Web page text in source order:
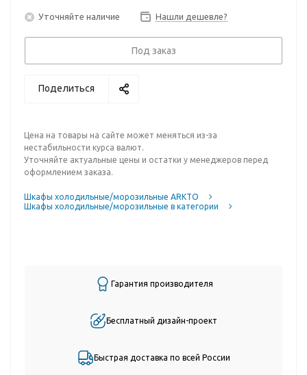
Уточняйте наличие Нашли дешевле?
Под заказ
Поделиться
Цена на товары на сайте может меняться из-за
нестабильности курса валют.
Уточняйте актуальные цены и остатки у менеджеров перед
оформлением заказа.
Шкафы холодильные/морозильные ARKTO
Шкафы холодильные/морозильные в категории
Гарантия производителя
Бесплатный дизайн-проект
Быстрая доставка по всей России